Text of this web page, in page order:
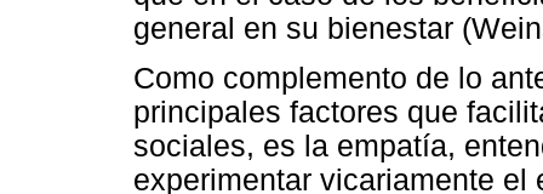
general en su bienestar
Como complemento de lo
principales factores que
sociales, es la empatía,
experimentar vicariamente